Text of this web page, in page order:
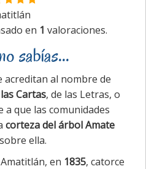
en 1 valoraciones.
sabías...
acreditan al nombre de
Cartas, de las Letras, o
a que las comunidades
corteza del árbol Amate
ella.
en 1835, catorce